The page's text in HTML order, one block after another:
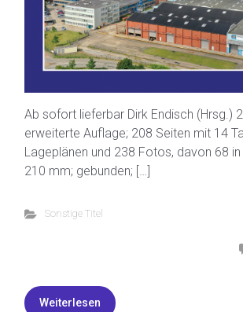
Ab sofort lieferbar Dirk Endisch (Hrsg.)
erweiterte Auflage; 208 Seiten mit 14
Lageplänen und 238 Fotos, davon 68
210 mm; gebunden; […]
Sonstige Titel
Weiterlesen